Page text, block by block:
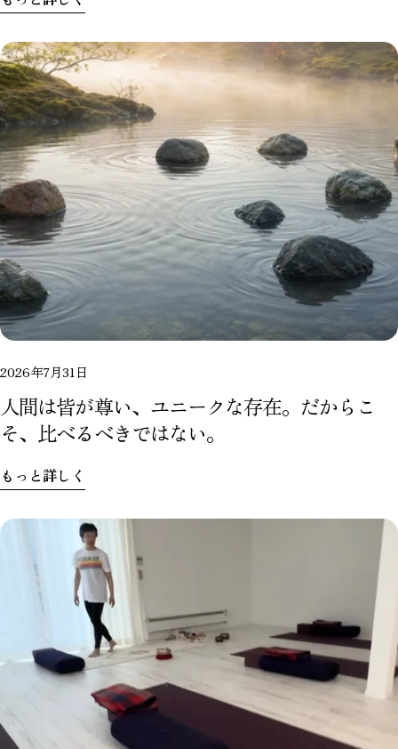
2026年7月31日
人間は皆が尊い、ユニークな存在。だからこ
そ、比べるべきではない。
もっと詳しく